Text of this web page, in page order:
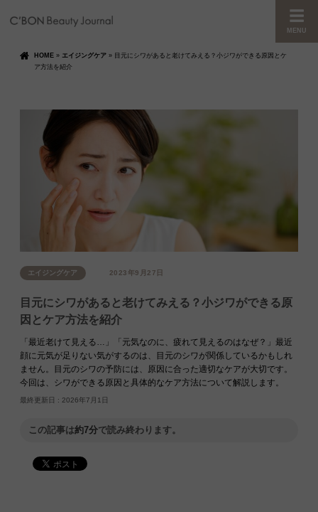
MENU
HOME » エイジングケア » 目元にシワがあると老けてみえる？小ジワができる原因とケ
ア方法を紹介
エイジングケア 2023年9月27日
目元にシワがあると老けてみえる？小ジワができる原
因とケア方法を紹介
「最近老けて見える…」「元気なのに、疲れて見えるのはなぜ？」最近
顔に元気が足りない気がするのは、目元のシワが関係しているかもしれ
ません。目元のシワの予防には、原因に合った適切なケアが大切です。
今回は、シワができる原因と具体的なケア方法について解説します。
最終更新日 : 2026年7月1日
この記事は約7分で読み終わります。